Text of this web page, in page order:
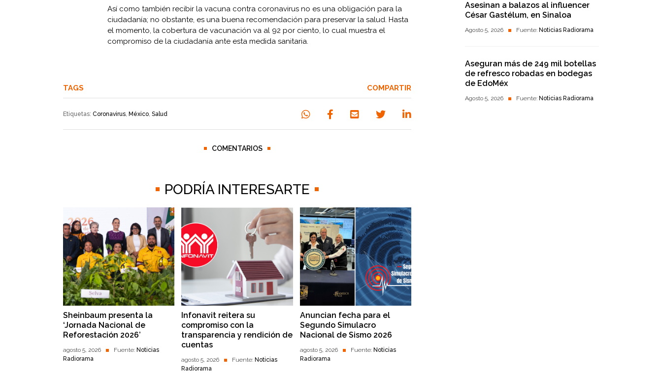
Así como también recibir la vacuna contra coronavirus no es una obligación para la
ciudadanía; no obstante, es una buena recomendación para preservar la salud. Hasta
el momento, la cobertura de vacunación va al 92 por ciento, lo cual muestra el
compromiso de la ciudadanía ante esta medida sanitaria.
TAGS
Etiquetas: Coronavirus México Salud
COMPARTIR
COMENTARIOS
PODRÍA INTERESARTE
Sheinbaum presenta la
‘Jornada Nacional de
Reforestación 2026’
agosto 5, 2026 Fuente: Noticias
Radiorama
Infonavit reitera su
compromiso con la
transparencia y rendición de
cuentas
agosto 5, 2026 Fuente:Noticias
Radiorama
Anuncian fecha para el
Segundo Simulacro
Nacional de Sismo 2026
agosto 5, 2026 Fuente: Noticias
Radiorama
Asesinan a balazos al influencer
César Gastélum, en Sinaloa
Agosto 5, 2026 Fuente: Noticias Radiorama
Aseguran más de 249 mil botellas
de refresco robadas en bodegas
de EdoMéx
Agosto 5, 2026 Fuente: Noticias Radiorama